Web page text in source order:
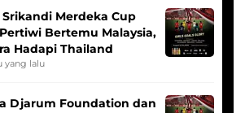
Merdeka Cup
Bertemu Malaysia,
Hadapi Thailand
yang lalu
Djarum Foundation dan